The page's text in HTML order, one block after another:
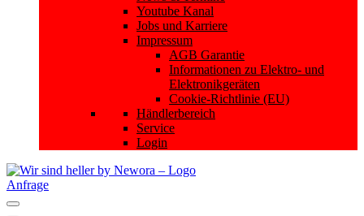
Youtube Kanal
Jobs und Karriere
Impressum
AGB Garantie
Informationen zu Elektro- und
Elektronikgeräten
Cookie-Richtlinie (EU)
Händlerbereich
Service
Login
Anfrage
Navigationsmenü